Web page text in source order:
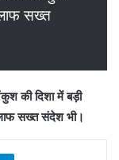
सख्त
की दिशा में बड़ी
सख्त संदेश भी।
Telegram